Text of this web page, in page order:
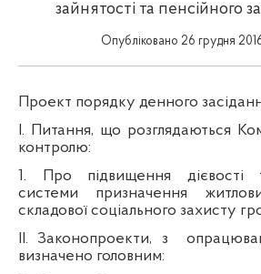
зайнятості та пенсійного
Опубліковано 26 грудня
Проект порядку денного
І. Питання, що розглядаються
контролю:
1. Про підвищення дієвості
системи призначення
складової соціального захисту
ІІ. Законопроекти, з
визначено головним: